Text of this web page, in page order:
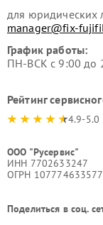
для юридических
manager@fix-
График работы:
ПН-ВСК с 9:00 до
Рейтинг
4.9-5.0
ООО "Русервис"
ИНН 7702633247
ОГРН
Поделиться в соц.